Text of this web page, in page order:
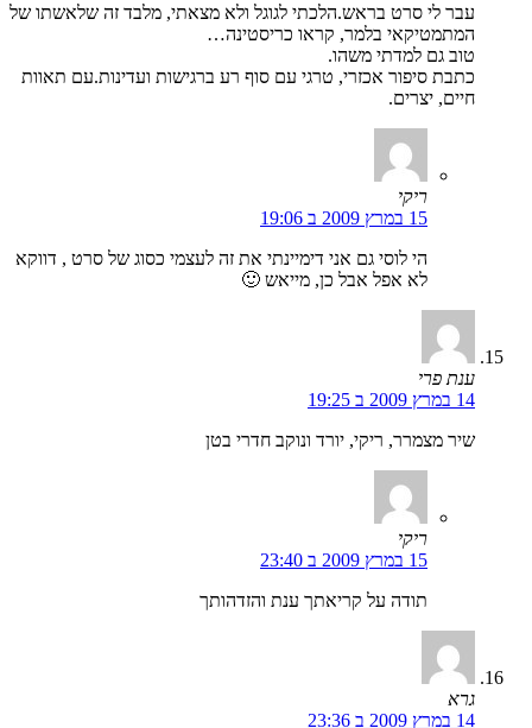
עבר לי סרט בראש.הלכתי לגוגל ולא מצאתי, מלבד זה שלאשתו של
המתמטיקאי בלמר, קראו כריסטינה…
טוב גם למדתי משהו.
כתבת סיפור אכזרי, טרגי עם סוף רע ברגישות ועדינות.עם תאוות
חיים, יצרים.
ריקי
15 במרץ 2009 ב 19:06
הי לוסי גם אני דימיינתי את זה לעצמי כסוג של סרט , דווקא
לא אפל אבל כן, מייאש 🙂
ענת פרי
14 במרץ 2009 ב 19:25
שיר מצמרר, ריקי, יורד ונוקב חדרי בטן
ריקי
15 במרץ 2009 ב 23:40
תודה על קריאתך ענת והזדהותך
גרא
14 במרץ 2009 ב 23:36